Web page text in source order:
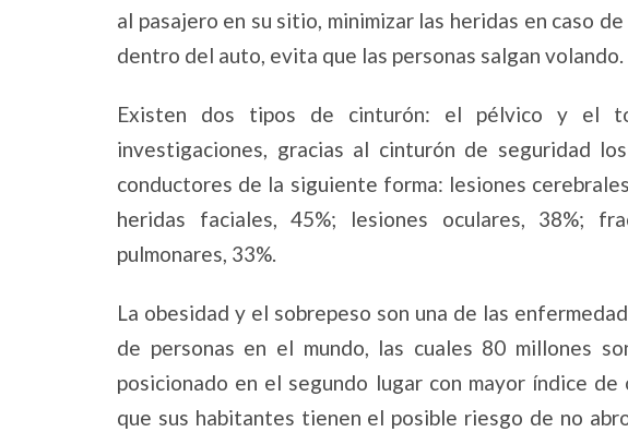
al pasajero en su sitio, minimizar las heridas en caso
dentro del auto, evita que las personas salgan volando.
Existen dos tipos de cinturón: el pélvico y el
investigaciones, gracias al cinturón de seguridad
conductores de la siguiente forma: lesiones
heridas faciales, 45%; lesiones oculares, 38%;
pulmonares, 33%.
La obesidad y el sobrepeso son una de las
de personas en el mundo, las cuales 80 millones
posicionado en el segundo lugar con mayor índice
que sus habitantes tienen el posible riesgo de no